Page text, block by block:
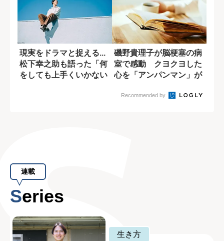
現実をドラマと捉える...
松下幸之助も語った「何
をしても上手くいかない
磯野貴理子が脳梗塞の病
室で感動 クヨクヨした
心を「アンパンマン」が
Recommended by
連載
Series
生き方